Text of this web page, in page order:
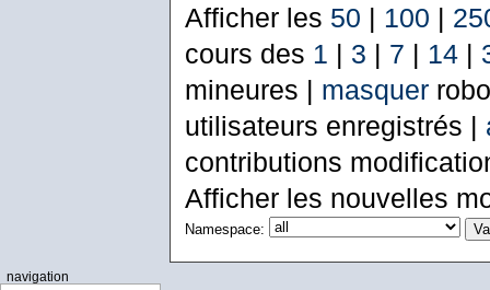
Afficher les 50 | 100 |
cours des 1 | 3 | 7 | 14|
mineures | masquer
utilisateurs enregistrés |
contributions
Afficher les nouvelles
Namespace:
navigation